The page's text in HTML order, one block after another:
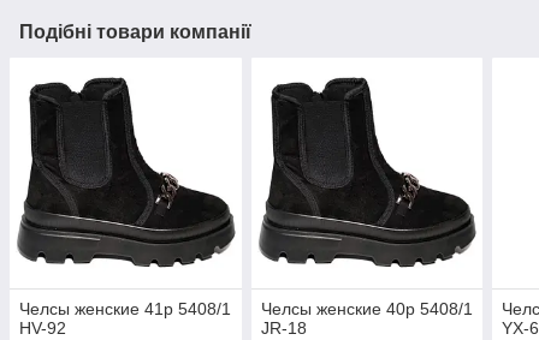
Подібні товари компанії
Челсы женские 41р 5408/1
HV-92
Челсы женские 40р 5408/1
JR-18
YX-